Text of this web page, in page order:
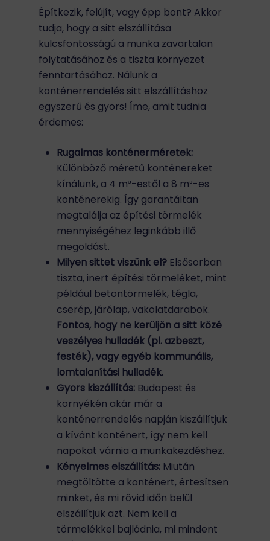
Építkezik, felújít, vagy épp bont? Akkor
tudja, hogy a sitt elszállítása
kulcsfontosságú a munka zavartalan
folytatásához és a tiszta környezet
fenntartásához. Nálunk a
konténerrendelés sitt elszállításhoz
egyszerű és gyors! Íme, amit tudnia
érdemes:
Rugalmas konténerméretek:
Különböző méretű konténereket
kínálunk, a 4 m³-estől a 8 m³-es
konténerekig. Így garantáltan
megtalálja az építési törmelék
mennyiségéhez leginkább illő
megoldást.
Milyen sittet viszünk el? Elsősorban
tiszta, inert építési törmeléket, mint
például betontörmelék, tégla,
cserép, járólap, vakolatdarabok.
Fontos, hogy ne kerüljön a sitt közé
veszélyes hulladék (pl. azbeszt,
festék), vagy egyéb kommunális,
lomtalanítási hulladék.
Gyors kiszállítás: Budapest és
környékén akár már a
konténerrendelés napján kiszállítjuk
a kívánt konténert, így nem kell
napokat várnia a munkakezdéshez.
Kényelmes elszállítás: Miután
megtöltötte a konténert, értesítsen
minket, és mi rövid időn belül
elszállítjuk azt. Nem kell a
törmelékkel bajlódnia, mi mindent